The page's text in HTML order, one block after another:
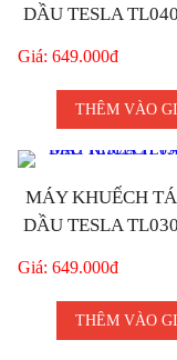
DẦU TESLA
Giá: 649.000đ
THÊM VÀO
MÁY KHUẾCH
DẦU TESLA
Giá: 649.000đ
THÊM VÀO